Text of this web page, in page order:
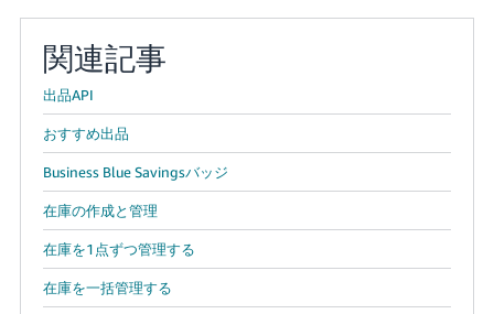
関連記事
出品API
おすすめ出品
Business Blue Savingsバッジ
在庫の作成と管理
在庫を1点ずつ管理する
在庫を一括管理する